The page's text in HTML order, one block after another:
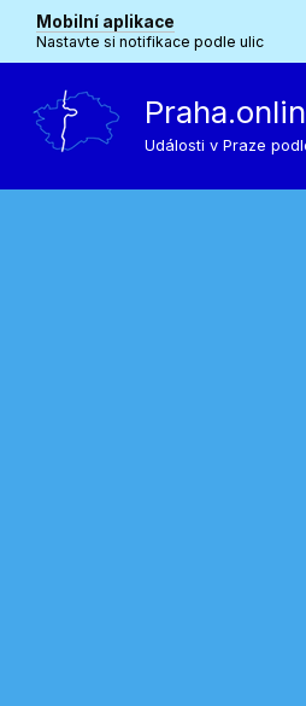
Mobilní aplikace
Nastavte si notifikace podle ulic
Události v Praze